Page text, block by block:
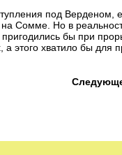
под
Сомме. Но в
бы при
этого хватило бы для